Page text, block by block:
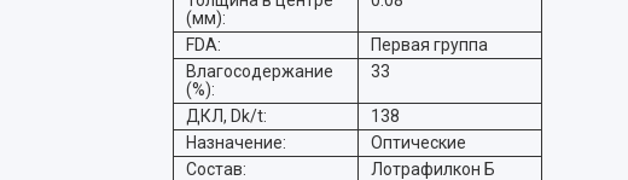
(мм):
FDA:
Первая группа
Влагосодержание
(%):
33
ДКЛ, Dk/t:
138
Назначение:
Оптические
Состав:
Лотрафилкон Б